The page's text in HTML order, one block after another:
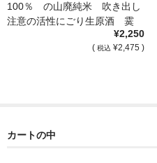
Roblet Monnot（ﾛﾌﾞﾚ･ﾓﾉ
France Cotes du Rhone /ﾌﾗ
France Languedoc
100％ の山廃純米 吹き出し
注意の活性にごり生原酒 霙
¥2,250
( 税込 ¥2,475 )
カートの中